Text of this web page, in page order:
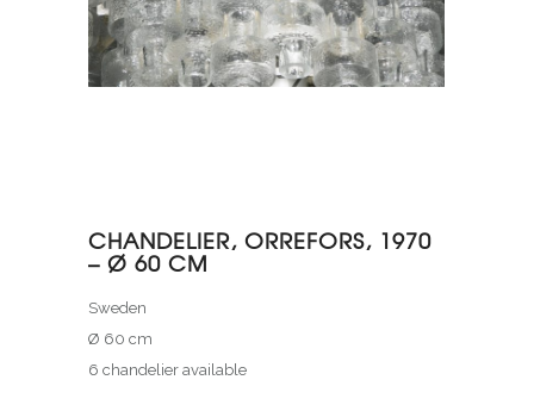
CHANDELIER, ORREFORS, 1970
– Ø 60 CM
Sweden
Ø 60 cm
6 chandelier available